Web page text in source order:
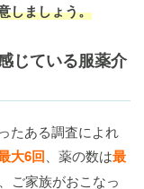
しましょう。
じている服薬介
たある調査によれ
大6回 、薬の数は最
ご家族がおこなっ